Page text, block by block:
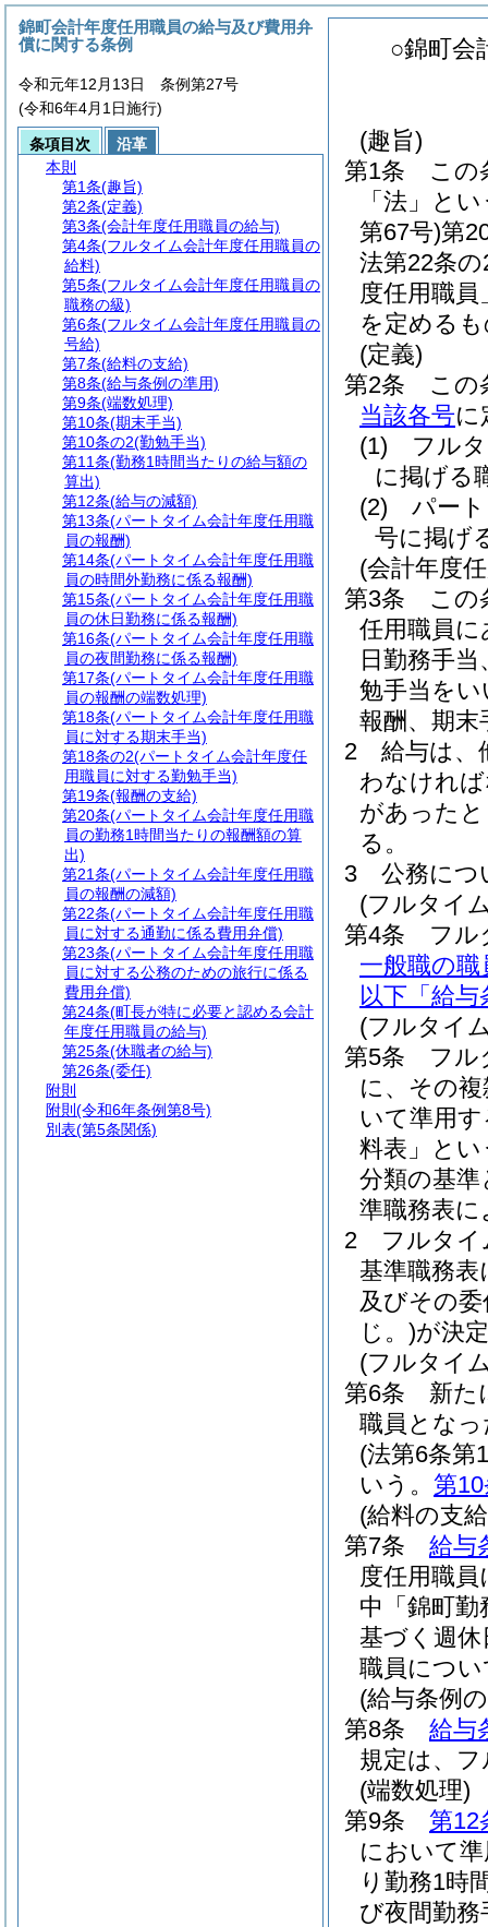
○錦町会
(趣旨)
第1条
この
「法」と
第67号)第
法第22条
度任用職
を定める
(定義)
第2条
この
当該各号に
(1)
フル
に掲げる
(2)
パー
号に掲げ
(会計年度
第3条
この
任用職員に
日勤務手
勉手当を
報酬、期末
2
給与は、
わなけれ
があった
る。
3
公務につ
(フルタイ
第4条
フル
一般職の
以下「給
(フルタイ
第5条
フル
に、その
いて準用
料表」とい
分類の基
準職務表
2
フルタイ
基準職務
及びその
じ。)が決
(フルタイ
第6条
新た
職員とな
(法第6条第
いう。 第
(給料の支
第7条
給与
度任用職
中「錦町勤
基づく週
職員につ
(給与条例
第8条
給与
規定は、
(端数処理)
第9条
第12
において
り勤務1時
び夜間勤
錦町会計年度任用職員の給与及び費用弁
償に関する条例
令和元年12月13日 条例第27号
(令和6年4月1日施行)
条項目次
沿革
本則
第1条(趣旨)
第2条(定義)
第3条(会計年度任用職員の給与)
第4条(フルタイム会計年度任用職員の
給料)
第5条(フルタイム会計年度任用職員の
職務の級)
第6条(フルタイム会計年度任用職員の
号給)
第7条(給料の支給)
第8条(給与条例の準用)
第9条(端数処理)
第10条(期末手当)
第10条の2(勤勉手当)
第11条(勤務1時間当たりの給与額の
算出)
第12条(給与の減額)
第13条(パートタイム会計年度任用職
員の報酬)
第14条(パートタイム会計年度任用職
員の時間外勤務に係る報酬)
第15条(パートタイム会計年度任用職
員の休日勤務に係る報酬)
第16条(パートタイム会計年度任用職
員の夜間勤務に係る報酬)
第17条(パートタイム会計年度任用職
員の報酬の端数処理)
第18条(パートタイム会計年度任用職
員に対する期末手当)
第18条の2(パートタイム会計年度任
用職員に対する勤勉手当)
第19条(報酬の支給)
第20条(パートタイム会計年度任用職
員の勤務1時間当たりの報酬額の算
出)
第21条(パートタイム会計年度任用職
員の報酬の減額)
第22条(パートタイム会計年度任用職
員に対する通勤に係る費用弁償)
第23条(パートタイム会計年度任用職
員に対する公務のための旅行に係る
費用弁償)
第24条(町長が特に必要と認める会計
年度任用職員の給与)
第25条(休職者の給与)
第26条(委任)
附則
附則 (令和6年条例第8号)
別表(第5条関係)